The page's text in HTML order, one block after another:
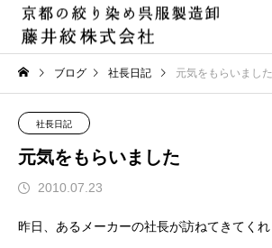
ブログ 社長日記 元気をもらいました
社長日記
元気をもらいました
2010.07.23
昨日、あるメーカーの社長が訪ねてきてくれ